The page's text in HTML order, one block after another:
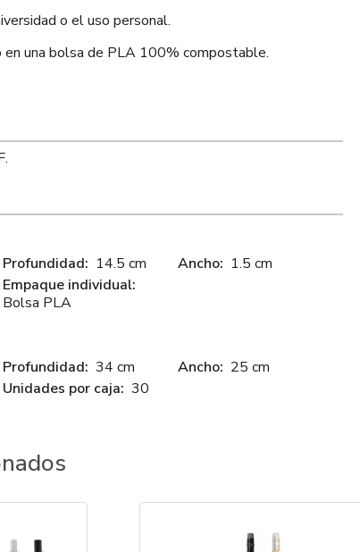
o el uso personal.
una bolsa de PLA 100% compostable.
Profundidad: 14.5 cm
Empaque individual:
Bolsa PLA
Ancho: 1.5 cm
Profundidad: 34 cm
Unidades por caja: 30
Ancho: 25 cm